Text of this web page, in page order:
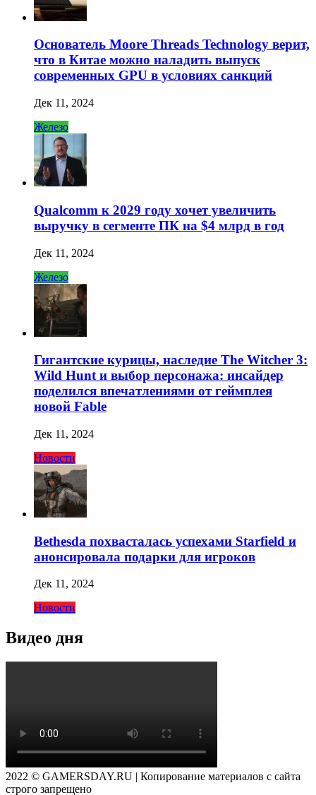
Основатель Moore Threads Technology верит,
что в Китае можно наладить выпуск
современных GPU в условиях санкций
Дек 11, 2024
Железо
Qualcomm к 2029 году хочет увеличить
выручку в сегменте ПК на $4 млрд в год
Дек 11, 2024
Железо
Гигантские курицы, наследие The Witcher 3:
Wild Hunt и выбор персонажа: инсайдер
поделился впечатлениями от геймплея
новой Fable
Дек 11, 2024
Новости
Bethesda похвасталась успехами Starfield и
анонсировала подарки для игроков
Дек 11, 2024
Новости
Видео дня
2022 © GAMERSDAY.RU | Копирование материалов с сайта
строго запрещено